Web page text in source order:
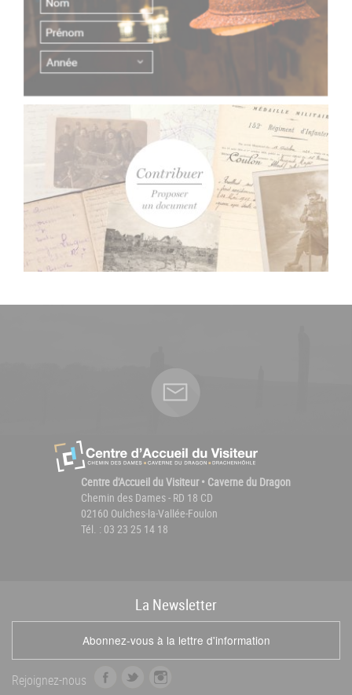
Centre d'Accueil du Visiteur • Caverne du Dragon
Chemin des Dames - RD 18 CD
02160 Oulches-la-Vallée-Foulon
Tél. : 03 23 25 14 18
La Newsletter
Abonnez-vous à la lettre d'information
Rejoignez-nous